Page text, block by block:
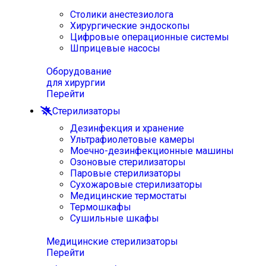
Столики анестезиолога
Хирургические эндоскопы
Цифровые операционные системы
Шприцевые насосы
Оборудование
для хирургии
Перейти
Стерилизаторы
Дезинфекция и хранение
Ультрафиолетовые камеры
Моечно-дезинфекционные машины
Озоновые стерилизаторы
Паровые стерилизаторы
Сухожаровые стерилизаторы
Медицинские термостаты
Термошкафы
Сушильные шкафы
Медицинские стерилизаторы
Перейти